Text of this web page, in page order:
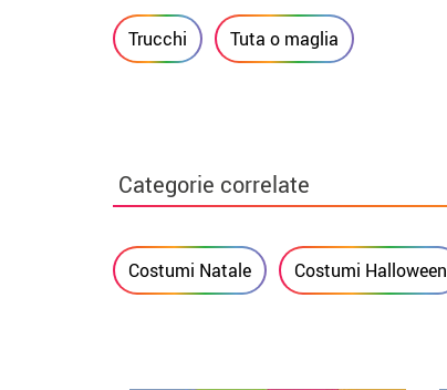
Trucchi Tuta o maglia
Categorie correlate
Costumi Natale Costumi Halloween